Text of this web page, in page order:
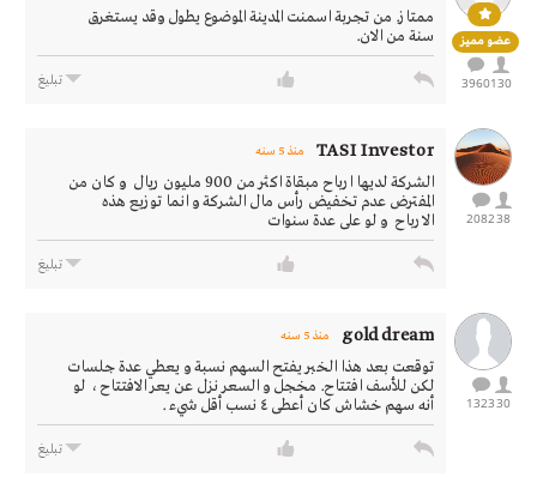
عضو مميز
130
3960
ممتاز. من تجربة اسمنت المدينة الموضوع يطول وقد يستغرق
سنة من الان.
تبليغ
38
2082
TASI Investor منذ 5 سنه
الشركة لديها ارباح مبقاة اكثر من 900 مليون ريال و كان من
المفترض عدم تخفيض رأس مال الشركة و انما توزيع هذه
الارباح و لو على عدة سنوات
تبليغ
30
1323
gold dream منذ 5 سنه
توقعت بعد هذا الخبر يفتح السهم نسبة و يعطي عدة جلسات
لكن للأسف افتتاح. مخجل و السعر نزل عن يعر الافتتاح ، لو
أنه سهم خشاش كان أعطى ٤ نسب أقل شيء .
تبليغ